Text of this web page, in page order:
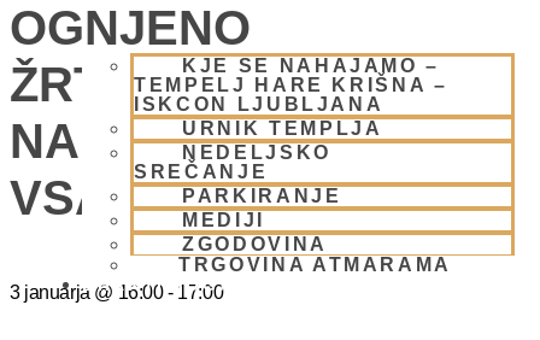
KJE SE NAHAJAMO –
TEMPELJ HARE KRIŠNA –
ISKCON LJUBLJANA
URNIK TEMPLJA
NEDELJSKO
SREČANJE
PARKIRANJE
MEDIJI
ZGODOVINA
TRGOVINA ATMARAMA
BHAKTI JOGA
OGNJENO
ŽRTVOVANJE –
NARASIMHA JAGJA –
VSAKO SOBOTO
3 januarja @ 16:00 - 17:00